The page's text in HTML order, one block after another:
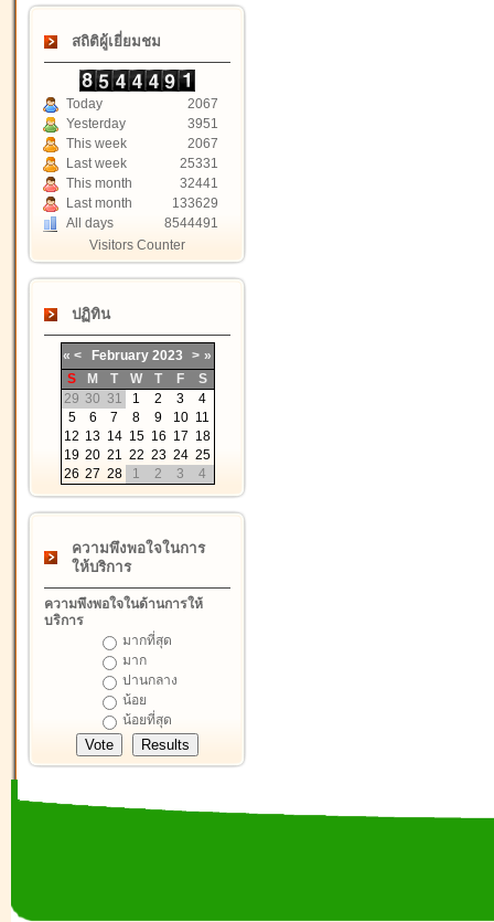
สถิติผู้เยี่ยมชม
Today
2067
Yesterday
3951
This week
2067
Last week
25331
This month
32441
Last month
133629
All days
8544491
Visitors Counter
ปฏิทิน
« < February 2023 > »
S
M T W T F
S
29 30 31 1 2 3
4
5
6 7 8 9 10 11
12 13 14 15 16 17 18
19 20 21 22 23 24 25
26 27 28 1 2 3 4
ความพึงพอใจในการ
ให้บริการ
ความพึงพอใจในด้านการให้
บริการ
มากที่สุด
มาก
ปานกลาง
น้อย
น้อยที่สุด